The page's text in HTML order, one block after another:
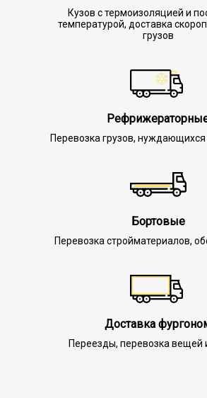
Кузов с термоизоляцией и
температурой, доставка
грузов
Перевозка грузов,
Бортовые
Перевозка стройматериалов,
Доставка
Переезды, перевозка вещей